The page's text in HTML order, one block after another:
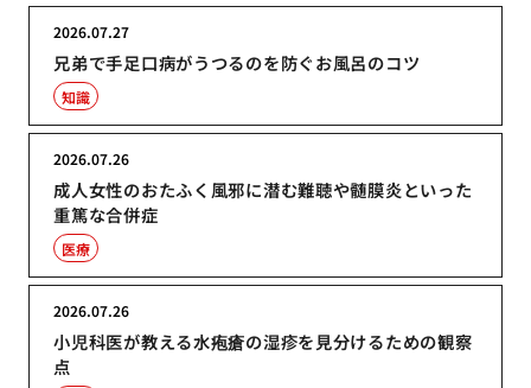
兄弟で手足口病がうつるのを防ぐお風呂のコツ
2026.07.27
知識
成人女性のおたふく風邪に潜む難聴や髄膜炎といった
重篤な合併症
2026.07.26
医療
小児科医が教える水疱瘡の湿疹を見分けるための観察
点
2026.07.26